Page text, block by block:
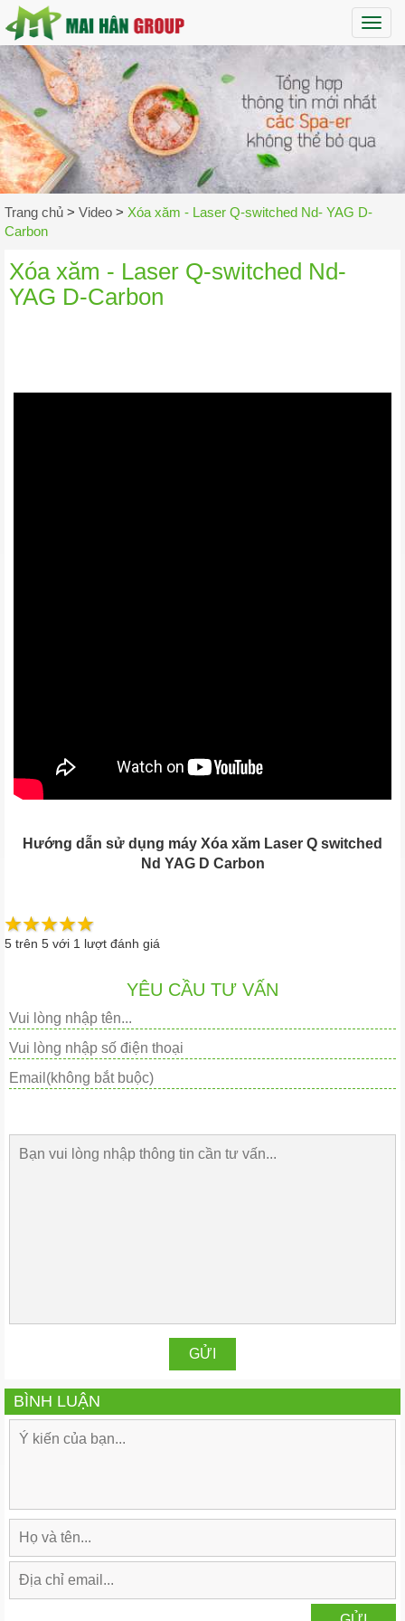
Trang chủ > Video > Xóa xăm - Laser Q-switched Nd- YAG D-
Carbon
Xóa xăm - Laser Q-switched Nd-
YAG D-Carbon
Hướng dẫn sử dụng máy Xóa xăm Laser Q switched
Nd YAG D Carbon
5 trên 5 với 1 lượt đánh giá
YÊU CẦU TƯ VẤN
BÌNH LUẬN